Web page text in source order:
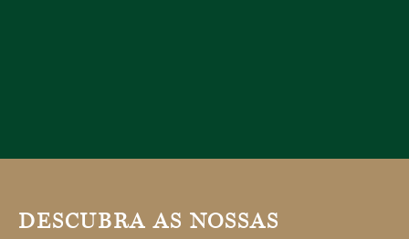
DESCUBRA AS NOSSAS